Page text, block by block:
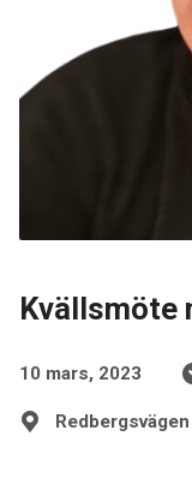
Kvällsmöte
10 mars, 2023